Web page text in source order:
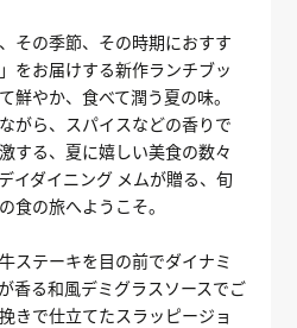
その季節、その時期におすす
をお届けする新作ランチブッ
鮮やか、食べて潤う夏の味。
がら、スパイスなどの香りで
する、夏に嬉しい美食の数々
イダイニング メムが贈る、旬
食の旅へようこそ。
ステーキを目の前でダイナミ
香る和風デミグラスソースでご
きで仕立てたスラッピージョ